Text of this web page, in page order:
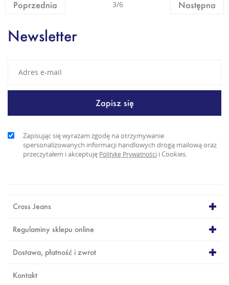
Następna
Poprzednia 3/6
Newsletter
Zapisując się wyrażam zgodę na otrzymywanie
spersonalizowanych informacji handlowych drogą mailową oraz
przeczytałem i akceptuję Politykę Prywatności i Cookies.
Cross Jeans
Regulaminy sklepu online
Dostawa, płatność i zwrot
Kontakt